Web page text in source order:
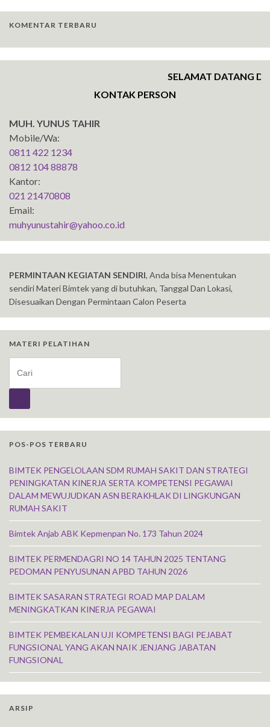
KOMENTAR TERBARU
SELAMAT DATANG DI
KONTAK PERSON
MUH. YUNUS TAHIR
Mobile/Wa:
0811 422 1234
0812 104 88878
Kantor:
021 21470808
Email:
muhyunustahir@yahoo.co.id
PERMINTAAN KEGIATAN SENDIRI, Anda bisa Menentukan
sendiri Materi Bimtek yang di butuhkan, Tanggal Dan Lokasi,
Disesuaikan Dengan Permintaan Calon Peserta
MATERI PELATIHAN
POS-POS TERBARU
BIMTEK PENGELOLAAN SDM RUMAH SAKIT DAN STRATEGI
PENINGKATAN KINERJA SERTA KOMPETENSI PEGAWAI
DALAM MEWUJUDKAN ASN BERAKHLAK DI LINGKUNGAN
RUMAH SAKIT
Bimtek Anjab ABK Kepmenpan No. 173 Tahun 2024
BIMTEK PERMENDAGRI NO 14 TAHUN 2025 TENTANG
PEDOMAN PENYUSUNAN APBD TAHUN 2026
BIMTEK SASARAN STRATEGI ROAD MAP DALAM
MENINGKATKAN KINERJA PEGAWAI
BIMTEK PEMBEKALAN UJI KOMPETENSI BAGI PEJABAT
FUNGSIONAL YANG AKAN NAIK JENJANG JABATAN
FUNGSIONAL
ARSIP